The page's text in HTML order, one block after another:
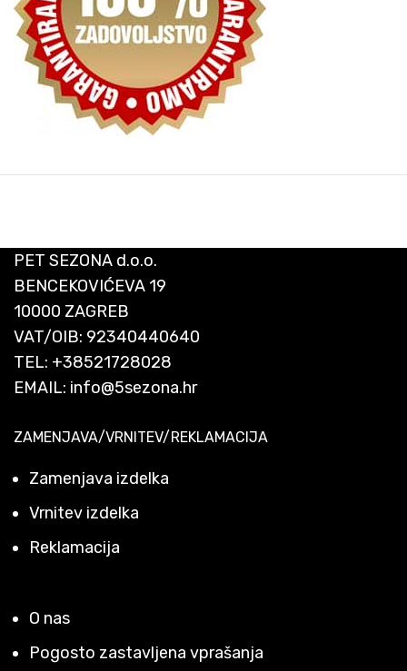
PET SEZONA d.o.o.
BENCEKOVIĆEVA 19
10000 ZAGREB
VAT/OIB: 92340440640
TEL: +38521728028
EMAIL: info@5sezona.hr
ZAMENJAVA/VRNITEV/REKLAMACIJA
Zamenjava izdelka
Vrnitev izdelka
Reklamacija
O nas
Pogosto zastavljena vprašanja